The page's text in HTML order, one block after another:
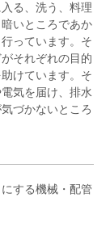
る、洗う、料理
いところであか
っています。そ
それぞれの目的
けています。そ
気を届け、排水
づかないところ
する機械・配管